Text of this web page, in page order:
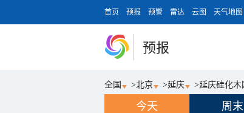
首页 预报 预警 雷达 云图 天气地图
预报
全国 >北京 >延庆 >延庆硅化木
今天 周末